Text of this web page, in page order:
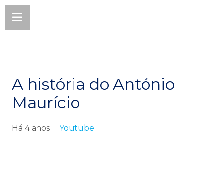
A história do António
Maurício
Há 4 anos Youtube